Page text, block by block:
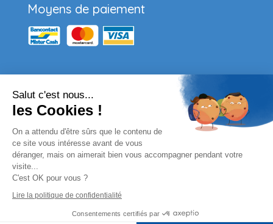
Moyens de paiement
Nos partenaires
Vous souhaitez passer une
commande pour votre école ?
Envoyez un email à l'adresse habituelle ou
complètez le formulaire en ligne.
Remplissez le formulaire
Salut c'est nous...
les Cookies !
On a attendu d'être sûrs que le contenu de
ce site vous intéresse avant de vous
déranger, mais on aimerait bien vous accompagner pendant votre
visite...
C'est OK pour vous ?
Lire la politique de confidentialité
Consentements certifiés par